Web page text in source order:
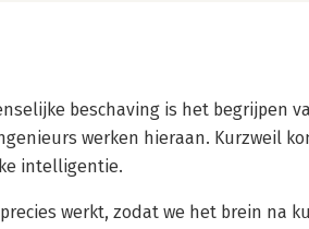
beschaving is het begrijpen
werken hieraan. Kurzweil
intelligentie.
werkt, zodat we het brein na